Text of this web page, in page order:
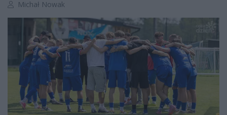
Autor artykułu:
Michał Nowak